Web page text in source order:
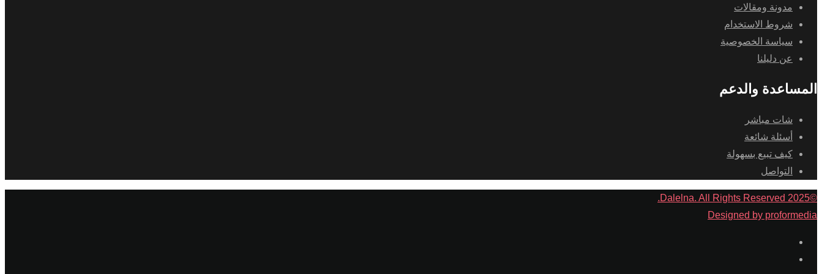
مدونة ومقالات
شروط الاستخدام
سياسة الخصوصية
عن دليلنا
المساعدة والدعم
شات مباشر
أسئلة شائعة
كيف تبيع بسهولة
التواصل
©2025 Dalelna. All Rights Reserved.
Designed by proformedia